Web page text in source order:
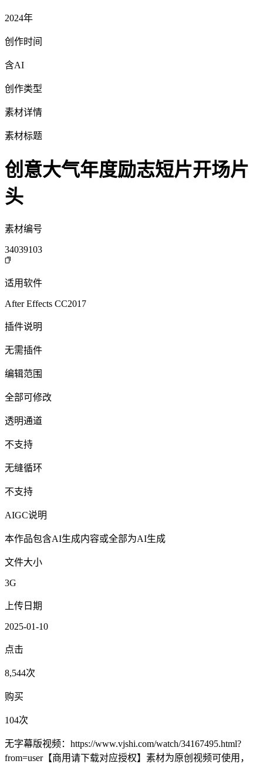
2024年
创作时间
含AI
创作类型
素材详情
素材标题
创意大气年度励志短片开场片
头
素材编号
34039103
适用软件
After Effects CC2017
插件说明
无需插件
编辑范围
全部可修改
透明通道
不支持
无缝循环
不支持
AIGC说明
本作品包含AI生成内容或全部为AI生成
文件大小
3G
上传日期
2025-01-10
点击
8,544次
购买
104次
无字幕版视频：https://www.vjshi.com/watch/34167495.html?
from=user【商用请下载对应授权】素材为原创视频可使用，